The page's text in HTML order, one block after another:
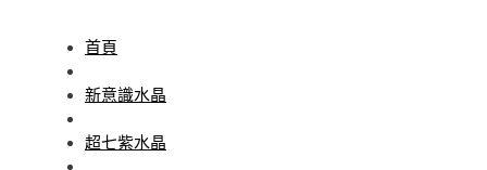
首頁
新意識水晶
超七紫水晶